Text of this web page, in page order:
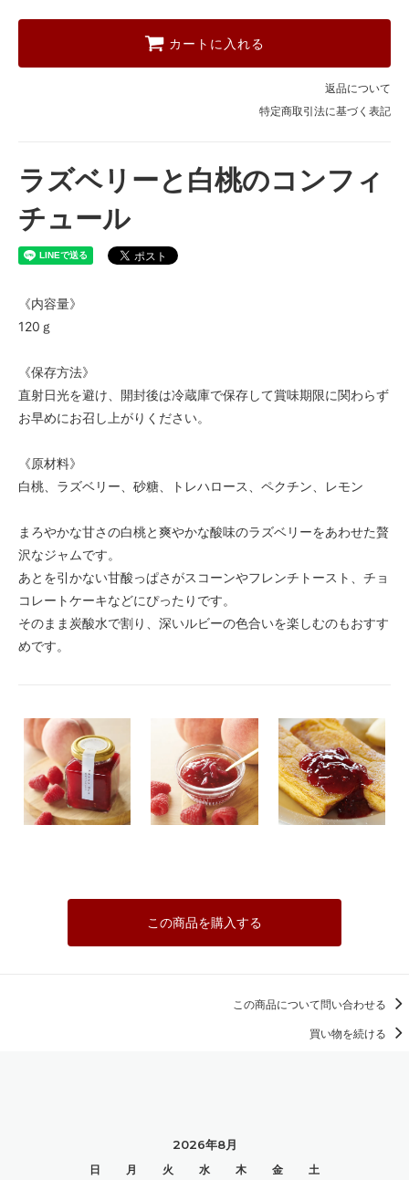
カートに入れる
返品について
特定商取引法に基づく表記
ラズベリーと白桃のコンフィ
チュール
《内容量》
120ｇ
《保存方法》
直射日光を避け、開封後は冷蔵庫で保存して賞味期限に関わらず
お早めにお召し上がりください。
《原材料》
白桃、ラズベリー、砂糖、トレハロース、ペクチン、レモン
まろやかな甘さの白桃と爽やかな酸味のラズベリーをあわせた贅
沢なジャムです。
あとを引かない甘酸っぱさがスコーンやフレンチトースト、チョ
コレートケーキなどにぴったりです。
そのまま炭酸水で割り、深いルビーの色合いを楽しむのもおすす
めです。
この商品を購入する
この商品について問い合わせる
買い物を続ける
2026年8月
日 月 火 水 木 金 土